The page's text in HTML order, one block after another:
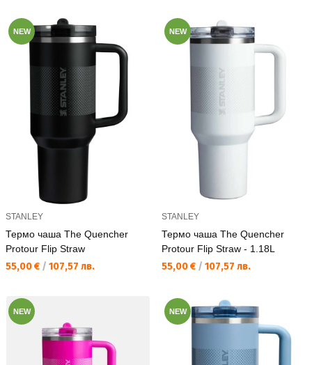
NEW
STANLEY
Термо чаша The Quencher
Protour Flip Straw
Текуща цена:
55,00 € / 107,57 лв.
NEW
STANLEY
Термо чаша The Quencher
Protour Flip Straw - 1.18L
Текуща цена:
55,00 € / 107,57 лв.
NEW NEW